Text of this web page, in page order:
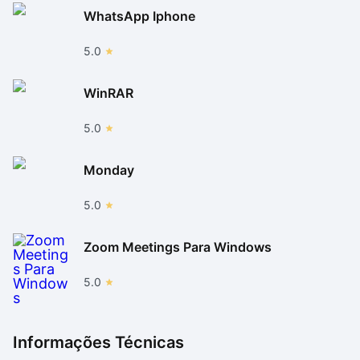
WhatsApp Iphone
5.0
WinRAR
5.0
Monday
5.0
Zoom Meetings Para Windows
5.0
Informações Técnicas